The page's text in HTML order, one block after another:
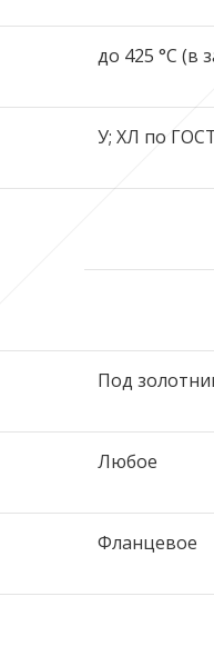
до 425 °C (в
У; ХЛ по
Под
Любое
Фланцевое